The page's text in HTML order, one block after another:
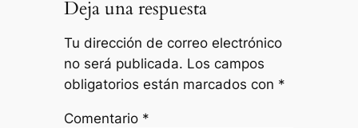
Deja una respuesta
Tu dirección de correo electrónico
no será publicada. Los campos
obligatorios están marcados con *
Comentario *